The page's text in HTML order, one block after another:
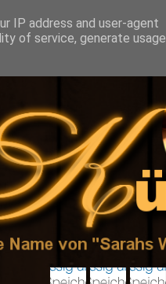
IP address and user-agent
of service, generate usage